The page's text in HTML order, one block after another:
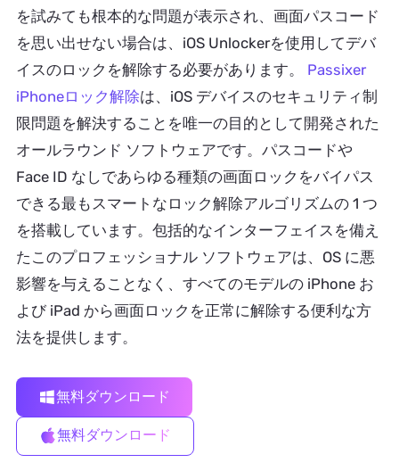
を試みても根本的な問題が表示され、画面パスコード
を思い出せない場合は、iOS Unlockerを使用してデバ
イスのロックを解除する必要があります。 Passixer
iPhoneロック解除は、iOS デバイスのセキュリティ制
限問題を解決することを唯一の目的として開発された
オールラウンド ソフトウェアです。パスコードや
Face ID なしであらゆる種類の画面ロックをバイパス
できる最もスマートなロック解除アルゴリズムの 1 つ
を搭載しています。包括的なインターフェイスを備え
たこのプロフェッショナル ソフトウェアは、OS に悪
影響を与えることなく、すべてのモデルの iPhone お
よび iPad から画面ロックを正常に解除する便利な方
法を提供します。
無料ダウンロード
無料ダウンロード